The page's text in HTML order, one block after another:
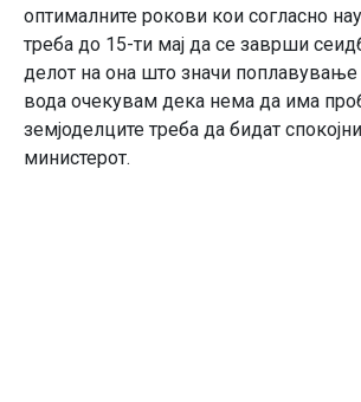
оптималните рокови кои согласно
треба до 15-ти мај да се заврши
делот на она што значи
вода очекувам дека нема да има
земјоделците треба да бидат
министерот.